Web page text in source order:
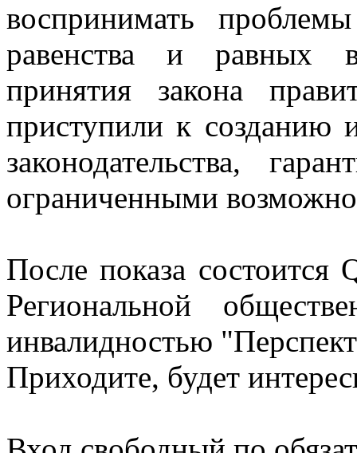
воспринимать
равенства и равных
принятия закона
приступили к созданию
законодательства,
ограниченными
После показа
Региональной
инвалидностью
Приходите, будет